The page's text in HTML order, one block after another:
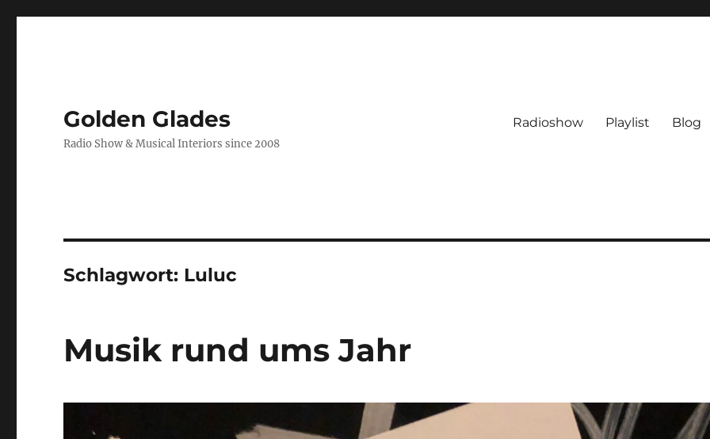
Golden Glades
Radio Show & Musical Interiors since 2008
Radioshow Playlist Blog
Schlagwort: Luluc
Musik rund ums Jahr